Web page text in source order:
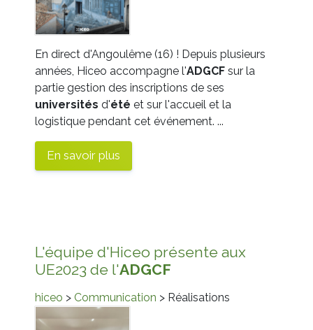
En direct d'Angoulême (16) ! Depuis plusieurs
années, Hiceo accompagne l'ADGCF sur la
partie gestion des inscriptions de ses
universités d'été et sur l'accueil et la
logistique pendant cet événement. ...
En savoir plus
L'équipe d'Hiceo présente aux
UE2023 de l'ADGCF
hiceo > Communication > Réalisations